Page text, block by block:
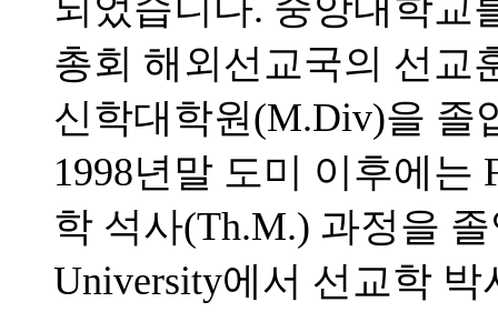
되었습니다. 중앙대학교
총회 해외선교국의 선교
신학대학원(M.Div)을 졸
1998년말 도미 이후에는
학 석사(Th.M.) 과정을
University에서 선교학